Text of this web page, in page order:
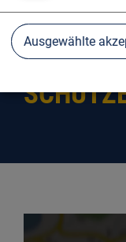
E-BIKE
Ausgewählte